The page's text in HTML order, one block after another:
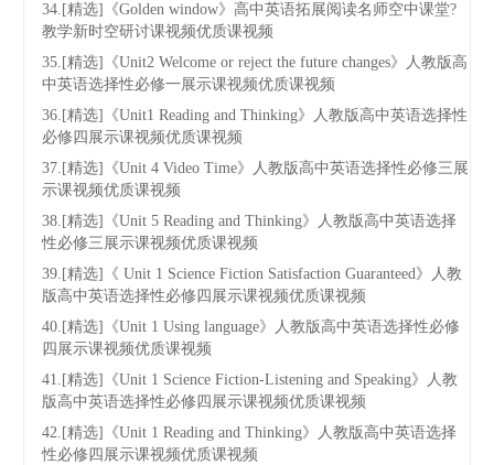
34.[精选]《Golden window》高中英语拓展阅读名师空中课堂?
教学新时空研讨课视频优质课视频
35.[精选]《Unit2 Welcome or reject the future changes》人教版高
中英语选择性必修一展示课视频优质课视频
36.[精选]《Unit1 Reading and Thinking》人教版高中英语选择性
必修四展示课视频优质课视频
37.[精选]《Unit 4 Video Time》人教版高中英语选择性必修三展
示课视频优质课视频
38.[精选]《Unit 5 Reading and Thinking》人教版高中英语选择
性必修三展示课视频优质课视频
39.[精选]《 Unit 1 Science Fiction Satisfaction Guaranteed》人教
版高中英语选择性必修四展示课视频优质课视频
40.[精选]《Unit 1 Using language》人教版高中英语选择性必修
四展示课视频优质课视频
41.[精选]《Unit 1 Science Fiction-Listening and Speaking》人教
版高中英语选择性必修四展示课视频优质课视频
42.[精选]《Unit 1 Reading and Thinking》人教版高中英语选择
性必修四展示课视频优质课视频